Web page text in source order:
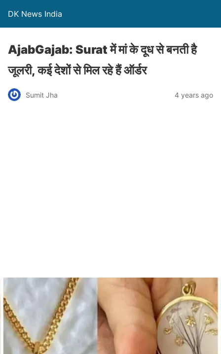
DK News India
AjabGajab: Surat में मां के दूध से बनती है
जूलरी, कई देशों से मिल रहे हैं ऑर्डर
Sumit Jha 4 years ago